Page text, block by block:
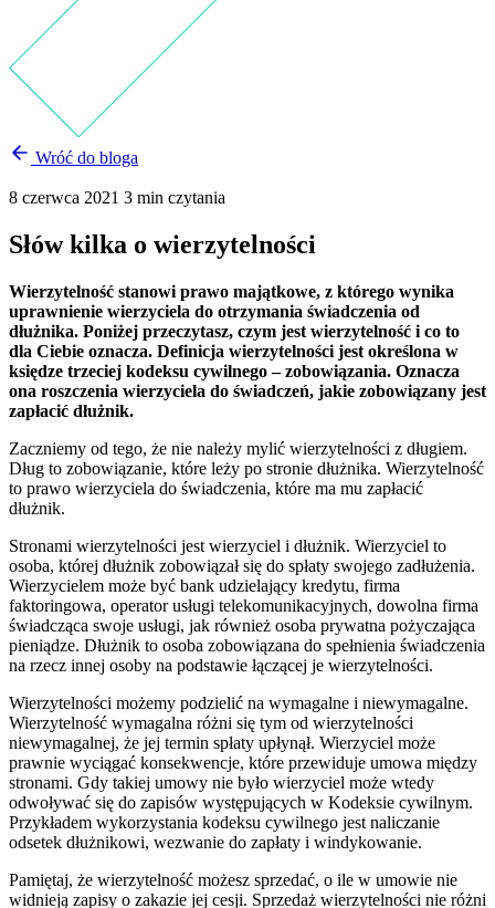
Wróć do bloga
8 czerwca 2021 3 min czytania
Słów kilka o wierzytelności
Wierzytelność stanowi prawo majątkowe, z którego wynika
uprawnienie wierzyciela do otrzymania świadczenia od
dłużnika. Poniżej przeczytasz, czym jest wierzytelność i co to
dla Ciebie oznacza. Definicja wierzytelności jest określona w
księdze trzeciej kodeksu cywilnego – zobowiązania. Oznacza
ona roszczenia wierzyciela do świadczeń, jakie zobowiązany jest
zapłacić dłużnik.
Zaczniemy od tego, że nie należy mylić wierzytelności z długiem.
Dług to zobowiązanie, które leży po stronie dłużnika. Wierzytelność
to prawo wierzyciela do świadczenia, które ma mu zapłacić
dłużnik.
Stronami wierzytelności jest wierzyciel i dłużnik. Wierzyciel to
osoba, której dłużnik zobowiązał się do spłaty swojego zadłużenia.
Wierzycielem może być bank udzielający kredytu, firma
faktoringowa, operator usługi telekomunikacyjnych, dowolna firma
świadcząca swoje usługi, jak również osoba prywatna pożyczająca
pieniądze. Dłużnik to osoba zobowiązana do spełnienia świadczenia
na rzecz innej osoby na podstawie łączącej je wierzytelności.
Wierzytelności możemy podzielić na wymagalne i niewymagalne.
Wierzytelność wymagalna różni się tym od wierzytelności
niewymagalnej, że jej termin spłaty upłynął. Wierzyciel może
prawnie wyciągać konsekwencje, które przewiduje umowa między
stronami. Gdy takiej umowy nie było wierzyciel może wtedy
odwoływać się do zapisów występujących w Kodeksie cywilnym.
Przykładem wykorzystania kodeksu cywilnego jest naliczanie
odsetek dłużnikowi, wezwanie do zapłaty i windykowanie.
Pamiętaj, że wierzytelność możesz sprzedać, o ile w umowie nie
widnieją zapisy o zakazie jej cesji. Sprzedaż wierzytelności nie różni